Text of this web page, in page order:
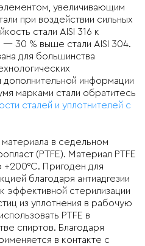
увеличивающим
при воздействии сильных
стали AISI 316 к
30 % выше стали AISI 304.
для большинства
информации
марками стали обратитесь
сталей и уплотнителей с
в седельном
(PTFE). Материал PTFE
Пригоден для
благодаря антиадгезии
эффективной стерилизации
из уплотнения в рабочую
PTFE в
спиртов. Благодаря
в контакте с